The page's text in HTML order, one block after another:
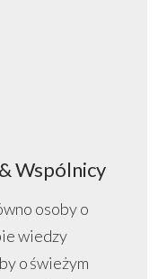
Wspólnicy
osoby o
wiedzy
o świeżym